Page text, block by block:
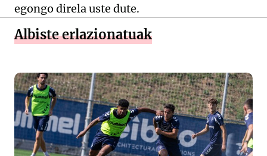
egongo direla uste dute.
Albiste erlazionatuak